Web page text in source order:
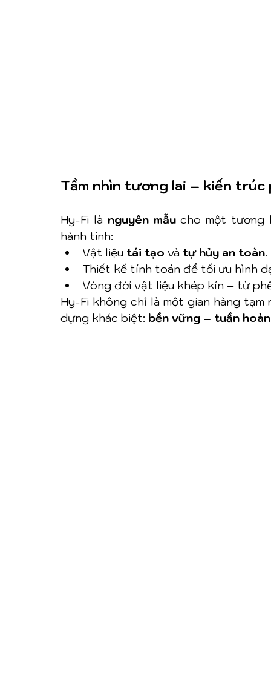
Tầm nhìn tương lai – kiến trúc
Hy-Fi là nguyên mẫu cho một tương
hành tinh:
Vật liệu tái tạo và tự hủy an toàn.
Thiết kế tính toán để tối ưu hình
Vòng đời vật liệu khép kín – từ
Hy-Fi không chỉ là một gian hàng tạm
dựng khác biệt: bền vững – tuần